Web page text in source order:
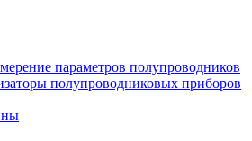
параметров полупроводников
полупроводниковых приборов